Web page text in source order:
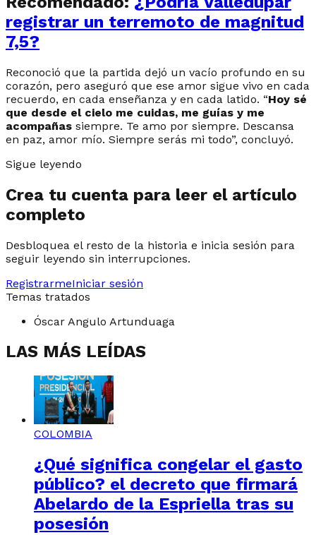
registrar un terremoto de magnitud
7,5?
Reconoció que la partida dejó un vacío profundo en su
corazón, pero aseguró que ese amor sigue vivo en cada
recuerdo, en cada enseñanza y en cada latido. “Hoy sé
que desde el cielo me cuidas, me guías y me
acompañas siempre. Te amo por siempre. Descansa
en paz, amor mío. Siempre serás mi todo”, concluyó.
Sigue leyendo
Crea tu cuenta para leer el artículo
completo
Desbloquea el resto de la historia e inicia sesión para
seguir leyendo sin interrupciones.
RegistrarmeIniciar sesión
Temas tratados
Óscar Angulo Artunduaga
LAS MÁS LEÍDAS
COLOMBIA
¿Qué significa congelar el gasto
público? el decreto que firmará
Abelardo de la Espriella tras su
posesión